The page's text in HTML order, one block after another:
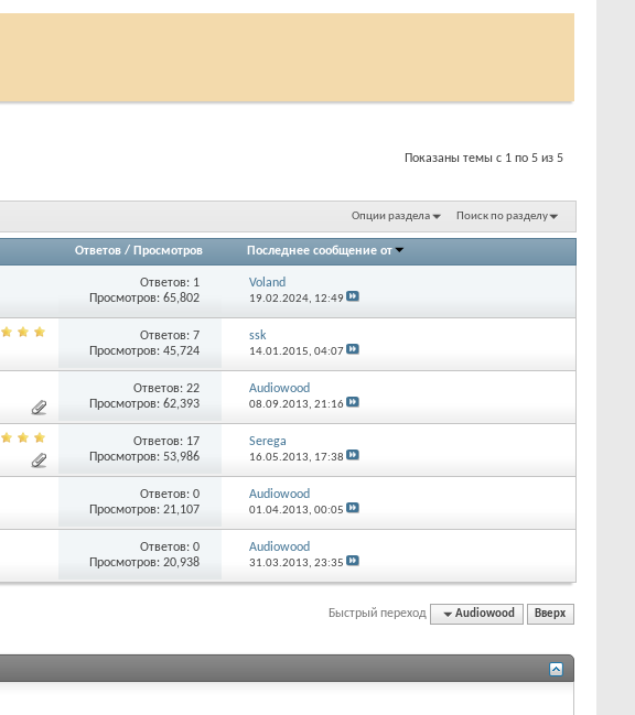
Показаны темы с 1 по 5 из 5
Опции раздела Поиск по разделу
Ответов / Просмотров Последнее сообщение от
Ответов: 1
Просмотров: 65,802
Voland
19.02.2024, 12:49
Ответов:7
Просмотров: 45,724
ssk
14.01.2015, 04:07
Ответов:22
Просмотров: 62,393
Audiowood
08.09.2013, 21:16
Ответов: 17
Просмотров: 53,986
Serega
16.05.2013, 17:38
Ответов:0
Просмотров: 21,107
Audiowood
01.04.2013, 00:05
Ответов:0
Просмотров: 20,938
Audiowood
31.03.2013, 23:35
Быстрый переход Audiowood Вверх